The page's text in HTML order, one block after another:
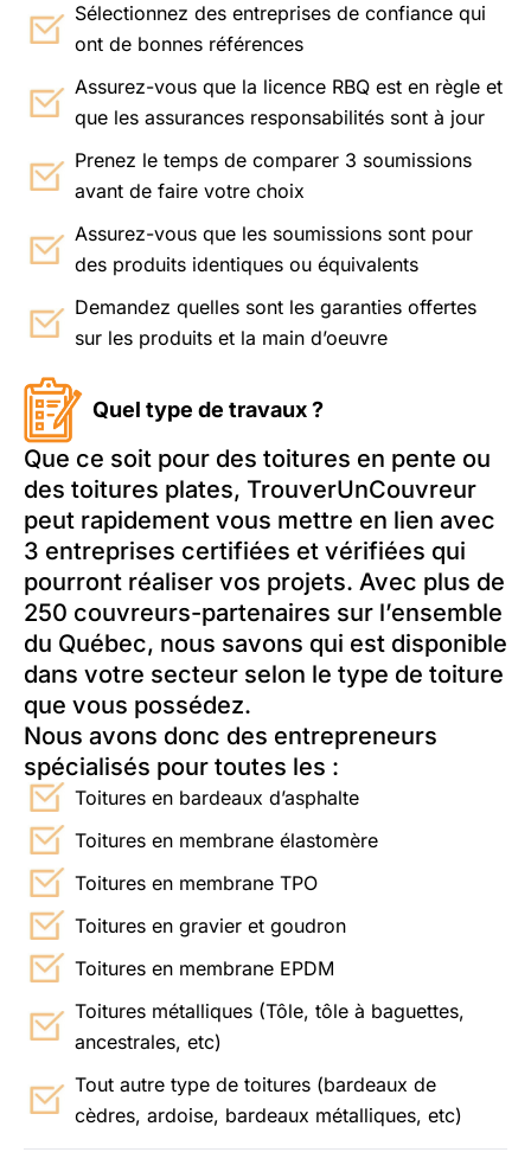
Sélectionnez des entreprises de confiance qui
ont de bonnes références
Assurez-vous que la licence RBQ est en règle et
que les assurances responsabilités sont à jour
Prenez le temps de comparer 3 soumissions
avant de faire votre choix
Assurez-vous que les soumissions sont pour
des produits identiques ou équivalents
Demandez quelles sont les garanties offertes
sur les produits et la main d’oeuvre
Quel type de travaux ?
Que ce soit pour des toitures en pente ou
des toitures plates, TrouverUnCouvreur
peut rapidement vous mettre en lien avec
3 entreprises certifiées et vérifiées qui
pourront réaliser vos projets. Avec plus de
250 couvreurs-partenaires sur l’ensemble
du Québec, nous savons qui est disponible
dans votre secteur selon le type de toiture
que vous possédez.
Nous avons donc des entrepreneurs
spécialisés pour toutes les :
Toitures en bardeaux d’asphalte
Toitures en membrane élastomère
Toitures en membrane TPO
Toitures en gravier et goudron
Toitures en membrane EPDM
Toitures métalliques (Tôle, tôle à baguettes,
ancestrales, etc)
Tout autre type de toitures (bardeaux de
cèdres, ardoise, bardeaux métalliques, etc)